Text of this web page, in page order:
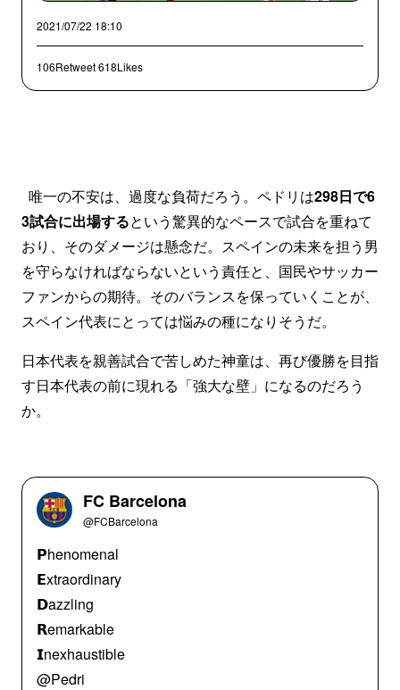
2021/07/22 18:10
106Retweet618Likes
唯一の不安は、過度な負荷だろう。ペドリは298日で6
3試合に出場するという驚異的なペースで試合を重ねて
おり、そのダメージは懸念だ。スペインの未来を担う男
を守らなければならないという責任と、国民やサッカー
ファンからの期待。そのバランスを保っていくことが、
スペイン代表にとっては悩みの種になりそうだ。
日本代表を親善試合で苦しめた神童は、再び優勝を目指
す日本代表の前に現れる「強大な壁」になるのだろう
か。
FC Barcelona
@FCBarcelona
𝗣henomenal
𝗘xtraordinary
𝗗azzling
𝗥emarkable
𝗜nexhaustible
@Pedri